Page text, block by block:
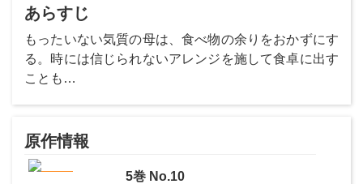
あらすじ
もったいない気質の母は、食べ物の余りをおかずにす
る。時には信じられないアレンジを施して食卓に出す
ことも…
原作情報
5巻 No.10